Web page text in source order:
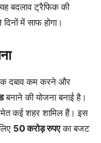
बदलाव ट्रैफिक की
में साफ होगा।
दबाव कम करने और
बनाने की योजना बनाई है।
कई शहर शामिल हैं। इस
50 करोड़ रुपएका बजट